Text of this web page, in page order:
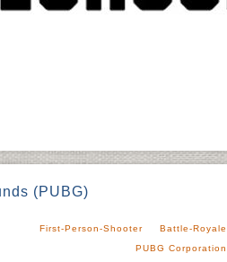
(PUBG)
First-Person-Shooter
Battle-Royale
PUBG Corporation